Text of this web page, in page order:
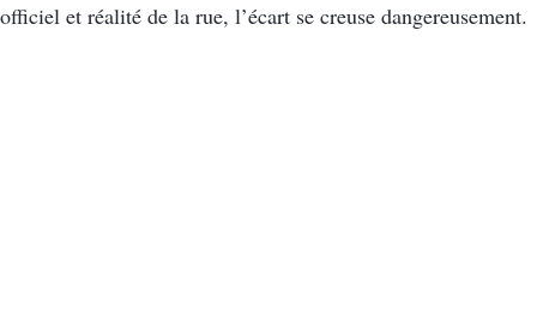
officiel et réalité de la rue, l’écart se creuse dangereusement.